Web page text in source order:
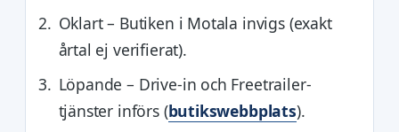
Oklart– Butiken i Motala invigs (exakt
årtal ej verifierat).
Löpande – Drive-in och Freetrailer-
tjänster införs (butikswebbplats).